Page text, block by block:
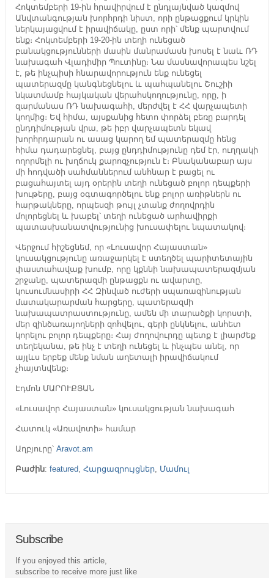
Հոկտեմբերի 19-ին հրավիրվում է ընդլայնված կազմով
Անվտանգության խորհրդի նիստ, որի ընթացքում կրկին
ներկայացվում է իրավիճակը, ըստ որի՝ մենք պարտվում
ենք։ Հոկտեմբերի 19-20-ին տեղի ունեցած
բանակցությունների մասին մանրամասն խոսել է նաև ՌԴ
նախագահ Վլադիմիր Պուտինը։ Նա մասնավորապես նշել
է, թե ինչպիսի հնարավորություն ենք ունեցել
պատերազմը կանգնեցնելու և պահպանելու Շուշիի
նկատմամբ հայկական վերահսկողությունը, որը, ի
զարմանաս ՌԴ նախագահի, մերժվել է ՀՀ վարչապետի
կողմից։ Եվ հիմա, այսքանից հետո փորձել բեռը բարդել
ընդդիմության վրա, թե իբր վարչապետն եկավ
խորհրդարան ու ասաց կարող եմ պատերազմը հենց
հիմա դադարեցնել, բայց ընդդիմությունը դեմ էր, ուղղակի
ողորմելի ու խղճուկ քարոզչություն է։ Բնականաբար այս
մի հոդվածի սահմաններում անհնար է բացել ու
բացահայտել այդ օրերին տեղի ունեցած բոլոր դեպքերի
խութերը, բայց օգտագործելու ենք բոլոր առիթներն ու
հարթակները, որպեսզի թույլ չտանք ժողովրդին
մոլորեցնել և խաբել՝ տեղի ունեցած արհավիրքի
պատասխանատվությունից խուսափելու նպատակով։
Վերջում հիշեցնեմ, որ «Լուսավոր Հայաստան»
կուսակցությունը առաջարկել է ստեղծել պարիտետային
փաստահավաք խումբ, որը կքննի նախապատերազմյան
շրջանը, պատերազմի ընթացքն ու ավարտը,
կուսումնասիրի ՀՀ Զինված ուժերի սպառազինության
մատակարարման հարցերը, պատերազմի
նախապատրաստությունը, ամեն մի տարածքի կորստի,
մեր զինծառայողների զոհվելու, գերի ընկնելու, անհետ
կորելու բոլոր դեպքերը։ Հայ ժողովուրդը պետք է լիարժեք
տեղեկանա, թե ինչ է տեղի ունեցել և ինչպես անել, որ
այլևս երբեք մենք նման աղետալի իրավիճակում
չհայտնվենք։
Էդմոն ՄԱՐՈՒՔՅԱՆ
«Լուսավոր Հայաստան» կուսակցության նախագահ
Հատուկ «Առավոտի» համար
Աղբյուրը՝ Aravot.am
Բաժին: featured, Հարցազրույցներ, Մամուլ
Subscribe
If you enjoyed this article,
subscribe to receive more just like